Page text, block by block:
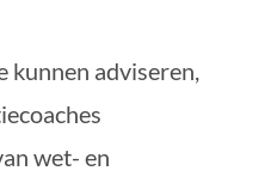
kunnen adviseren,
wet- en